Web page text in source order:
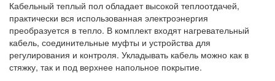
Кабельный теплый пол обладает высокой теплоотдачей,
практически вся использованная электроэнергия
преобразуется в тепло. В комплект входят нагревательный
кабель, соединительные муфты и устройства для
регулирования и контроля. Укладывать кабель можно как в
стяжку, так и под верхнее напольное покрытие.